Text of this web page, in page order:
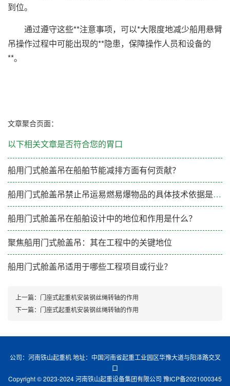
到位。
通过遵守这些**注意事项，可以*大限度地减少船用悬臂
吊操作过程中可能出现的**隐患，保障操作人员和设备的
**。
文章聚合页面：
以下相关文章是否符合您的胃口
船用门式舱盖吊在船舶节能减排方面有何贡献？
船用门式舱盖吊禁止吊运易燃易爆物品的具体技术依据是什么?
船用门式舱盖吊在船舶设计中的地位和作用是什么？
聚焦船用门式舱盖吊：其在工程中的关键地位
船用门式舱盖吊适用于哪些工程项目或行业？
上一篇： 门座式起重机安装钢丝绳转轴的作用
下一篇： 门座式起重机安装钢丝绳转轴的作用
公司：河南铁山起重机 地址：中国河南省起重工业园区华豫大道与阳泽路交叉
口
Copyright © 2023-2024 河南铁山起重设备集团有限公司 豫ICP备2021000345